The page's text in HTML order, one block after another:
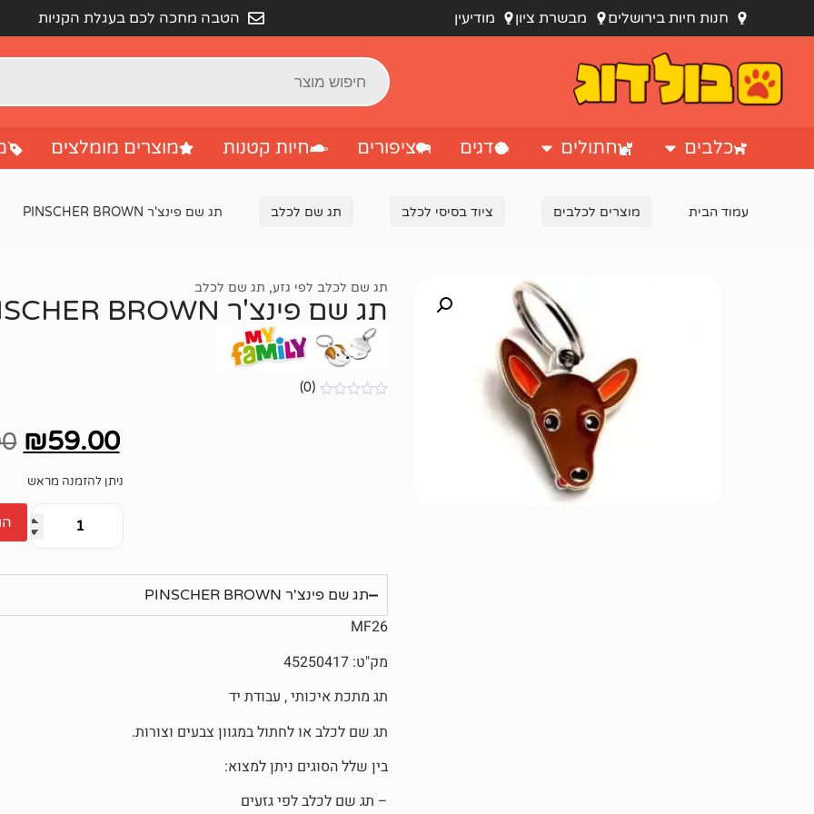
חנות חיות בירושלים מבשרת ציון מודיעין הטבה מחכה לכם בעגלת הקניות
כלבים חתולים דגים ציפורים חיות קטנות מוצרים מומלצים
עמוד הבית מוצרים לכלבים ציוד בסיסי לכלב תג שם לכלב תג שם פינצ'ר PINSCHER BROWN
תג שם לכלב לפי גזע, תג שם לכלב
תג שם פינצ'ר PINSCHER BROWN
(0)
₪59.00
ניתן להזמנה מראש
תג שם פינצ'ר PINSCHER BROWN
MF26
מק"ט: 45250417
תג מתכת איכותי , עבודת יד
תג שם לכלב או לחתול במגוון צבעים וצורות.
בין שלל הסוגים ניתן למצוא:
– תג שם לכלב לפי גזעים